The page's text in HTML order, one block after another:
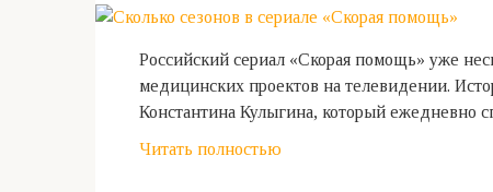
Российский сериал «Скорая помощь» уже
медицинских проектов на телевидении.
Константина Кулыгина, который ежедневно
Читать полностью